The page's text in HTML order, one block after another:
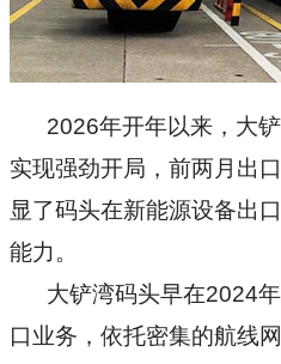
2026年开年以来，大
实现强劲开局，前两月出
显了码头在新能源设备出
能力。
大铲湾码头早在2024
口业务，依托密集的航线